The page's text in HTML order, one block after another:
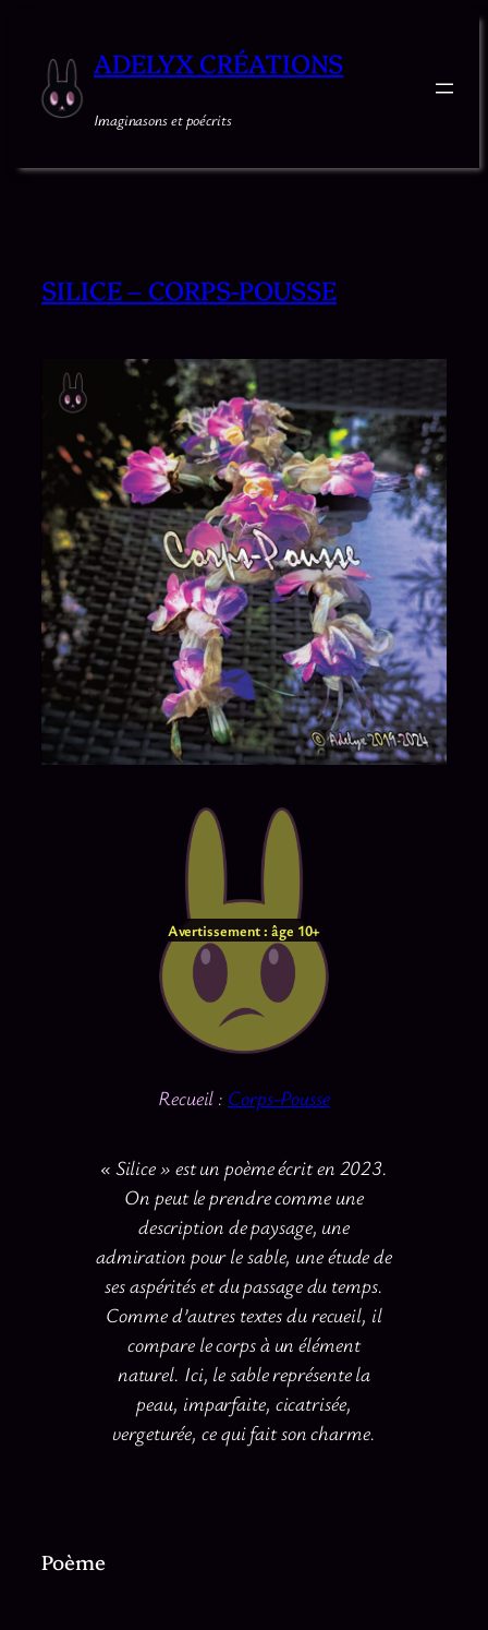
contenu
ADELYX CRÉATIONS
Imaginasons et poécrits
SILICE – CORPS-POUSSE
Avertissement : âge 10+
Recueil : Corps-Pousse
« Silice » est un poème écrit en 2023.
On peut le prendre comme une
description de paysage, une
admiration pour le sable, une étude de
ses aspérités et du passage du temps.
Comme d’autres textesdu recueil, il
compare le corps à un élément
naturel. Ici, le sable représente la
peau, imparfaite, cicatrisée,
vergeturée, ce qui fait son charme.
Poème